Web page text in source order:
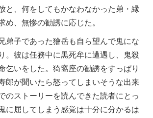
と、何をしてもかなわなかった弟・縁
め、無惨の勧誘に応じた。
弟子であった獪岳も自ら望んで鬼にな
。彼は任務中に黒死牟に遭遇し、鬼殺
乞いをした。猗窩座の勧誘をすっぱり
郎が聞いたら怒ってしまいそうな出来
のストーリーを読んできた読者にとっ
に屈してしまう感覚は十分に分かるは